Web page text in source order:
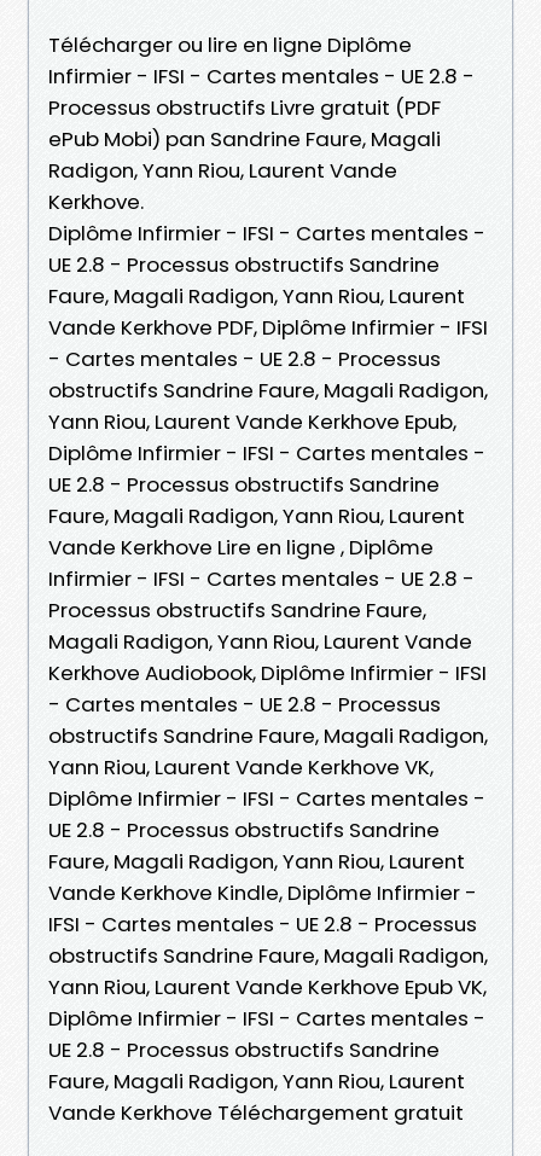
Télécharger ou lire en ligne Diplôme
Infirmier - IFSI - Cartes mentales - UE 2.8 -
Processus obstructifs Livre gratuit (PDF
ePub Mobi) pan Sandrine Faure, Magali
Radigon, Yann Riou, Laurent Vande
Kerkhove.
Diplôme Infirmier - IFSI - Cartes mentales -
UE 2.8 - Processus obstructifs Sandrine
Faure, Magali Radigon, Yann Riou, Laurent
Vande Kerkhove PDF, Diplôme Infirmier - IFSI
- Cartes mentales - UE 2.8 - Processus
obstructifs Sandrine Faure, Magali Radigon,
Yann Riou, Laurent Vande Kerkhove Epub,
Diplôme Infirmier - IFSI - Cartes mentales -
UE 2.8 - Processus obstructifs Sandrine
Faure, Magali Radigon, Yann Riou, Laurent
Vande Kerkhove Lire en ligne , Diplôme
Infirmier - IFSI - Cartes mentales - UE 2.8 -
Processus obstructifs Sandrine Faure,
Magali Radigon, Yann Riou, Laurent Vande
Kerkhove Audiobook, Diplôme Infirmier - IFSI
- Cartes mentales - UE 2.8 - Processus
obstructifs Sandrine Faure, Magali Radigon,
Yann Riou, Laurent Vande Kerkhove VK,
Diplôme Infirmier - IFSI - Cartes mentales -
UE 2.8 - Processus obstructifs Sandrine
Faure, Magali Radigon, Yann Riou, Laurent
Vande Kerkhove Kindle, Diplôme Infirmier -
IFSI - Cartes mentales - UE 2.8 - Processus
obstructifs Sandrine Faure, Magali Radigon,
Yann Riou, Laurent Vande Kerkhove Epub VK,
Diplôme Infirmier - IFSI - Cartes mentales -
UE 2.8 - Processus obstructifs Sandrine
Faure, Magali Radigon, Yann Riou, Laurent
Vande Kerkhove Téléchargement gratuit